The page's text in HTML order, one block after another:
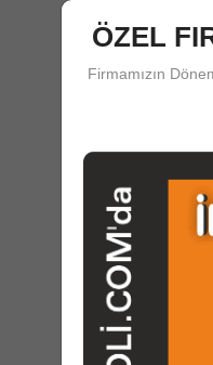
Satış Öncesi ve
ÖZEL
Firmamızın